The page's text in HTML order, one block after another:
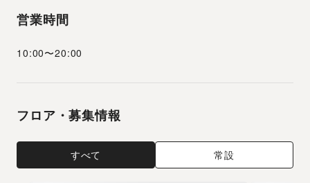
営業時間
10:00〜20:00
フロア・募集情報
すべて 常設